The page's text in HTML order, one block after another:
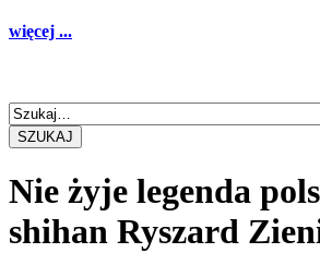
więcej ...
SZUKAJ
Nie żyje legenda
shihan Ryszard